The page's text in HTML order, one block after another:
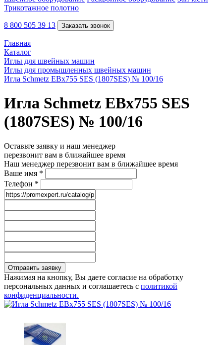
Трикотажное полотно
8 800 505 39 13 Заказать звонок
Главная
Каталог
Иглы для швейных машин
Иглы для промышленных швейных машин
Игла Schmetz EBx755 SES (1807SES) № 100/16
Игла Schmetz EBx755 SES
(1807SES) № 100/16
Оставьте заявку и наш менеджер
перезвонит вам в ближайшее время
Наш менеджер перезвонит вам в ближайшее время
Ваше имя *
Телефон *
Отправить заявку
Нажимая на кнопку, Вы даете согласие на обработку
персональных данных и соглашаетесь с политикой
конфиденциальности.